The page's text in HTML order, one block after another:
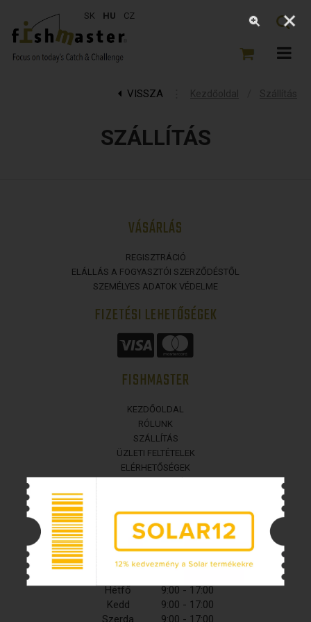
SK HU CZ
VISSZA Kezdőoldal Szállítás
SZÁLLÍTÁS
VÁSÁRLÁS
REGISZTRÁCIÓ
ELÁLLÁS A FOGYASZTÓI SZERZŐDÉSTŐL
SZEMÉLYES ADATOK VÉDELME
FIZETÉSI LEHETŐSÉGEK
FISHMASTER
KEZDŐOLDAL
RÓLUNK
SZÁLLÍTÁS
ÜZLETI FELTÉTELEK
ELÉRHETŐSÉGEK
NYITVATARTÁS
Hétfő
9:00 - 17:00
Kedd
9:00 - 17:00
Szerda
9:00 - 17:00